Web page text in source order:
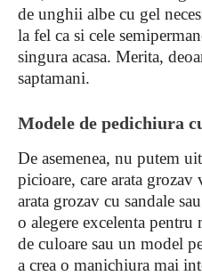
de unghii albe cu gel
la fel ca si cele
singura acasa. Merita,
saptamani.
Modele de pedichiura
De asemenea, nu putem
picioare, care arata grozav
arata grozav cu sandale
o alegere excelenta pentru
de culoare sau un model
a crea o manichiura mai